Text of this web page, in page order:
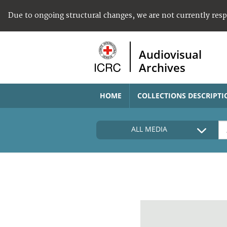
Due to ongoing structural changes, we are not currently
Audiovisual
Archives
HOME COLLECTIONS
ALL MEDIA